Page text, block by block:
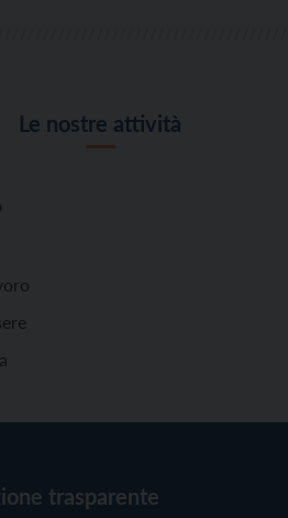
Le nostre attività
trasparente